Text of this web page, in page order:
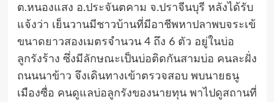
ต.หนองแสง อ.ประจันตคาม จ.ปราจีนบุรี หลังได้รับ
แจ้งว่า เย็นวานมีชาวบ้านที่มีอาชีพหาปลาพบจระเข้
ขนาดยาวสองเมตรจำนวน 4 ถึง 6 ตัว อยู่ในบ่อ
ลูกรังร้าง ซึ่งมีลักษณะเป็นบ่อติดกันสามบ่อ คนละฝั่ง
ถนนนาข้าว จึงเดินทางเข้าตรวจสอบ พบนายธนู
เมืองซื่อ คนดูแลบ่อลูกรังของนายทุน พาไปดูสถานที่